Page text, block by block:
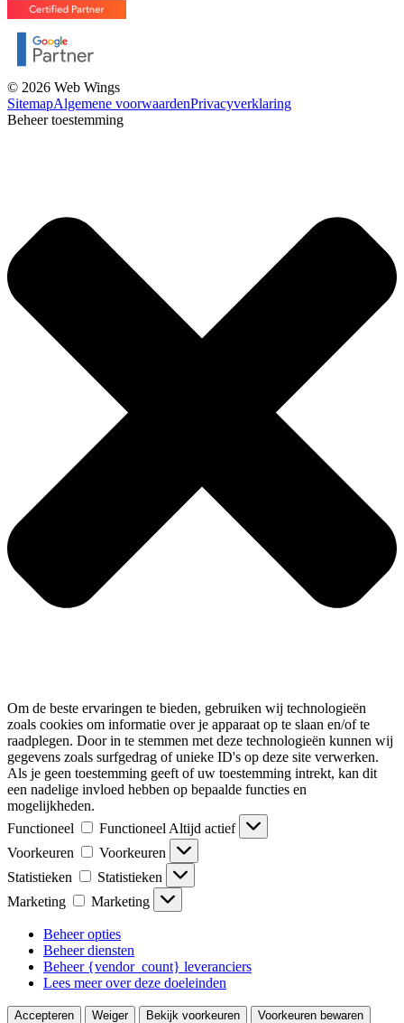
© 2026 Web Wings
SitemapAlgemene voorwaardenPrivacyverklaring
Beheer toestemming
Om de beste ervaringen te bieden, gebruiken wij technologieën
zoals cookies om informatie over je apparaat op te slaan en/of te
raadplegen. Door in te stemmen met deze technologieën kunnen wij
gegevens zoals surfgedrag of unieke ID's op deze site verwerken.
Als je geen toestemming geeft of uw toestemming intrekt, kan dit
een nadelige invloed hebben op bepaalde functies en
mogelijkheden.
Functioneel
Functioneel Altijd actief
Voorkeuren
Voorkeuren
Statistieken
Statistieken
Marketing
Marketing
Beheer opties
Beheer diensten
Beheer {vendor_count} leveranciers
Lees meer over deze doeleinden
Accepteren Weiger Bekijk voorkeuren Voorkeuren bewaren